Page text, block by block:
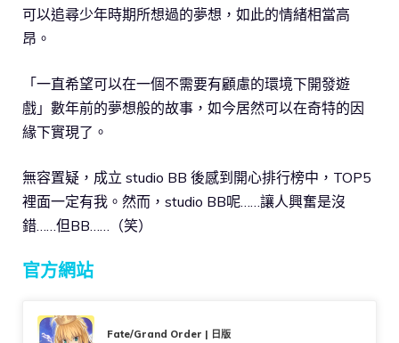
可以追尋少年時期所想過的夢想，如此的情緒相當高
昂。
「一直希望可以在一個不需要有顧慮的環境下開發遊
戲」數年前的夢想般的故事，如今居然可以在奇特的因
緣下實現了。
無容置疑，成立 studio BB 後感到開心排行榜中，TOP5
裡面一定有我。然而，studio BB呢……讓人興奮是沒
錯……但BB……（笑）
官方網站
Fate/Grand Order | 日版